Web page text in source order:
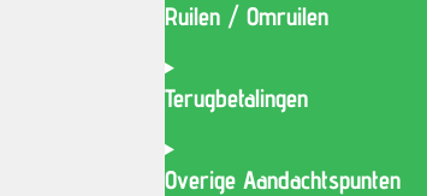
Ruilen / Omruilen
Terugbetalingen
Overige Aandachtspunten